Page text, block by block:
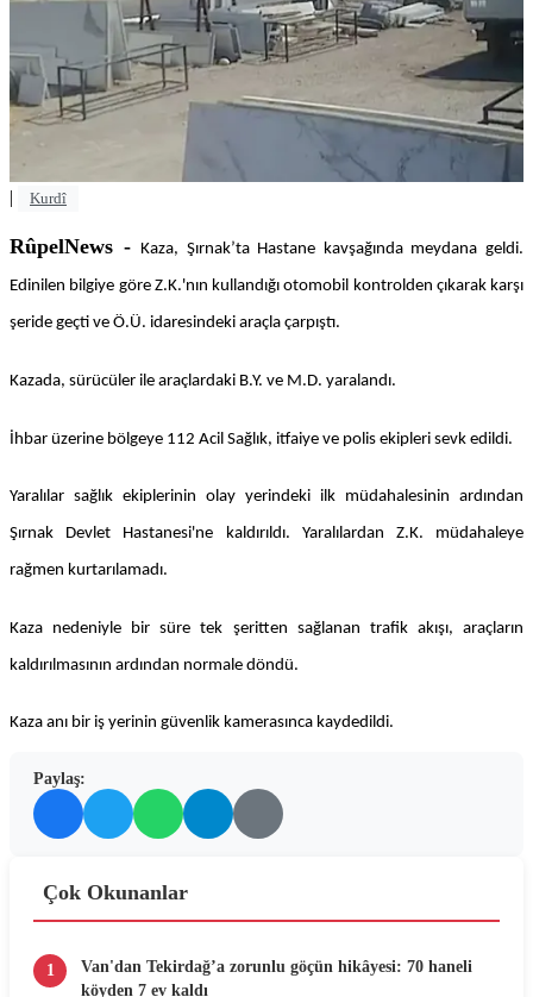
| Kurdî
RûpelNews - Kaza, Şırnak’ta Hastane kavşağında meydana geldi.
Edinilen bilgiye göre Z.K.'nın kullandığı otomobil kontrolden çıkarak karşı
şeride geçti ve Ö.Ü. idaresindeki araçla çarpıştı.
Kazada, sürücüler ile araçlardaki B.Y. ve M.D. yaralandı.
İhbar üzerine bölgeye 112 Acil Sağlık, itfaiye ve polis ekipleri sevk edildi.
Yaralılar sağlık ekiplerinin olay yerindeki ilk müdahalesinin ardından
Şırnak Devlet Hastanesi'ne kaldırıldı. Yaralılardan Z.K. müdahaleye
rağmen kurtarılamadı.
Kaza nedeniyle bir süre tek şeritten sağlanan trafik akışı, araçların
kaldırılmasının ardından normale döndü.
Kaza anı bir iş yerinin güvenlik kamerasınca kaydedildi.
Paylaş:
Çok Okunanlar
1
Van'dan Tekirdağ’a zorunlu göçün hikâyesi: 70 haneli
köyden 7 ev kaldı